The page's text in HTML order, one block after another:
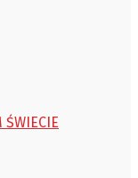
ŚWIECIE